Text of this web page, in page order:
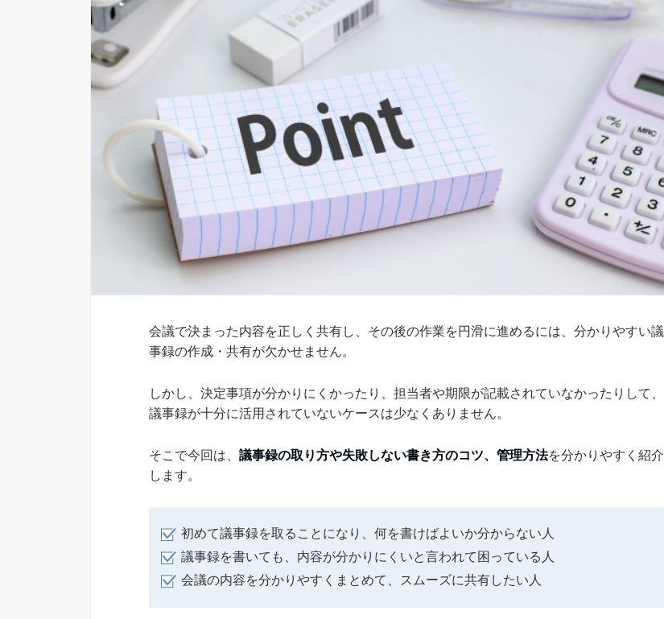
会議で決まった内容を正しく共有し、その後の作業を円滑に進めるには、分かりやすい議
事録の作成・共有が欠かせません。
しかし、決定事項が分かりにくかったり、担当者や期限が記載されていなかったりして、
議事録が十分に活用されていないケースは少なくありません。
そこで今回は、 議事録の取り方や失敗しない書き方のコツ、管理方法を分かりやすく紹介
します。
初めて議事録を取ることになり、何を書けばよいか分からない人
議事録を書いても、内容が分かりにくいと言われて困っている人
会議の内容を分かりやすくまとめて、スムーズに共有したい人